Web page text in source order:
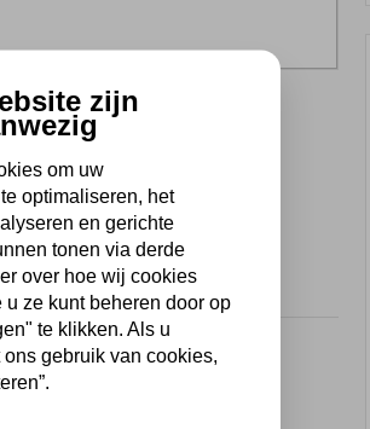
Het onderdelenbakje is
zijn
om uw
optimaliseren, het
en gerichte
tonen via derde
over hoe wij cookies
ze kunt beheren door op
te klikken. Als u
gebruik van cookies,